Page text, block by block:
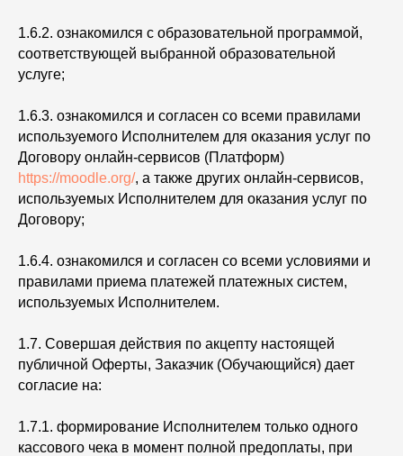
1.6.2. ознакомился с образовательной программой,
соответствующей выбранной образовательной
услуге;
1.6.3. ознакомился и согласен со всеми правилами
используемого Исполнителем для оказания услуг по
Договору онлайн-сервисов (Платформ)
https://moodle.org/, а также других онлайн-сервисов,
используемых Исполнителем для оказания услуг по
Договору;
1.6.4. ознакомился и согласен со всеми условиями и
правилами приема платежей платежных систем,
используемых Исполнителем.
1.7. Совершая действия по акцепту настоящей
публичной Оферты, Заказчик (Обучающийся) дает
согласие на:
1.7.1. формирование Исполнителем только одного
кассового чека в момент полной предоплаты, при